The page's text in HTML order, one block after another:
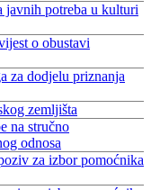
javnih potreba u kulturi
o obustavi
za dodjelu priznanja
zemljišta
na stručno
odnosa
za izbor pomoćnika